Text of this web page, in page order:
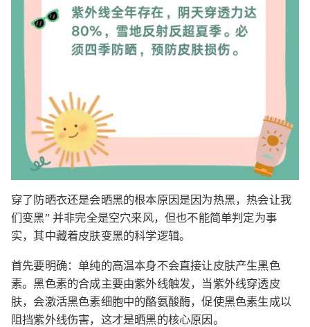
穿了防晒衣还是会晒黑的根本原因是因为热黑，热会让我
们变黑” 并非完全是空穴来风，但也不能简单判定为事
实，其中藏着皮肤变黑的科学逻辑。​
首先要明确：单纯的高温本身不会直接让皮肤产生黑色
素。黑色素的合成主要由紫外线触发，当紫外线穿透皮
肤，会激活黑色素细胞中的酪氨酸酶，促使黑色素生成以
阻挡紫外线伤害，这才是晒黑的核心原因。​